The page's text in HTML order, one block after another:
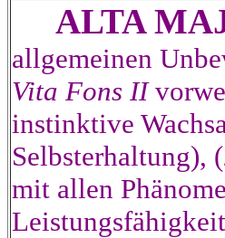
ALTA
allgemeinen
Vita Fons II
instinktive
Selbsterhaltung),
mit allen